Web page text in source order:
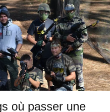
où passer une